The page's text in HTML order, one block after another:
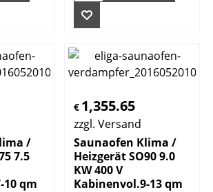
/
7.5
qm
€ 1,355.65
zzgl. Versand
Saunaofen Klima /
Heizgerät SO90 9.0
KW 400 V
Kabinenvol.9-13 qm